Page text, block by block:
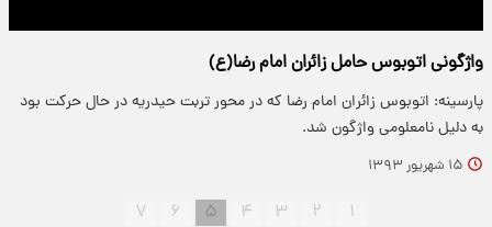
واژگونی اتوبوس حامل زائران امام رضا(ع)
پارسینه: اتوبوس زائران امام رضا که در محور تربت حیدریه در حال حرکت بود
به دلیل نامعلومی واژگون شد.
۱۵ شهریور ۱۳۹۳
۱ ۲ ۳ ۴ ۵ ۶ ۷